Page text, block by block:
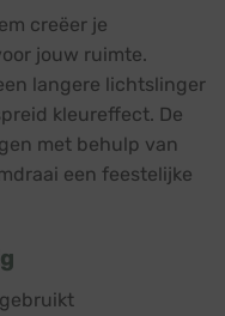
creëer je
jouw ruimte.
langere lichtslinger
kleureffect. De
met behulp van
een feestelijke